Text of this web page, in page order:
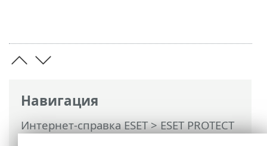
Навигация
Интернет-справка ESET>ESET PROTECT